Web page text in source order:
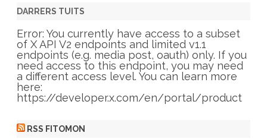
g
r
i
e
s
DARRERS TUITS
Error: You currently have access to a subset
of X API V2 endpoints and limited v1.1
endpoints (e.g. media post, oauth) only. If you
need access to this endpoint, you may need
a different access level. You can learn more
here:
https://developer.x.com/en/portal/product
RSS FITOMON